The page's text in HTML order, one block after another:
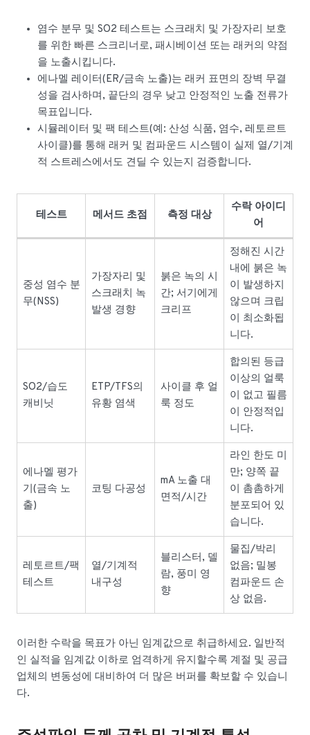
염수 분무 및 SO2 테스트는 스크래치 및 가장자리 보호
를 위한 빠른 스크리너로, 패시베이션 또는 래커의 약점
을 노출시킵니다.
에나멜 레이터(ER/금속 노출)는 래커 표면의 장벽 무결
성을 검사하며, 끝단의 경우 낮고 안정적인 노출 전류가
목표입니다.
시뮬레이터 및 팩 테스트(예: 산성 식품, 염수, 레토르트
사이클)를 통해 래커 및 컴파운드 시스템이 실제 열/기계
적 스트레스에서도 견딜 수 있는지 검증합니다.
테스트 메서드 초점 측정 대상
수락 아이디
어
중성 염수 분
무(NSS)
가장자리 및
스크래치 녹
발생 경향
붉은 녹의 시
간; 서기에게
크리프
정해진 시간
내에 붉은 녹
이 발생하지
않으며 크립
이 최소화됩
니다.
SO2/습도
캐비닛
ETP/TFS의
유황 염색
사이클 후 얼
룩 정도
합의된 등급
이상의 얼룩
이 없고 필름
이 안정적입
니다.
에나멜 평가
기(금속 노
출)
코팅 다공성
mA 노출 대
면적/시간
라인 한도 미
만; 양쪽 끝
이 촘촘하게
분포되어 있
습니다.
레토르트/팩
테스트
열/기계적
내구성
블리스터, 델
람, 풍미 영
향
물집/박리
없음; 밀봉
컴파운드 손
상 없음.
이러한 수락을 목표가 아닌 임계값으로 취급하세요. 일반적
인 실적을 임계값 이하로 엄격하게 유지할수록 계절 및 공급
업체의 변동성에 대비하여 더 많은 버퍼를 확보할 수 있습니
다.